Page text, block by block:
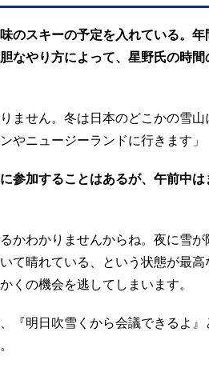
のスキーの予定を入れている。年
なやり方によって、星野氏の時間
ません。冬は日本のどこかの雪山
やニュージーランドに行きます」
参加することはあるが、午前中は
かわかりませんからね。夜に雪が
て晴れている、という状態が最高
くの機会を逃してしまいます。
『明日吹雪くから会議できるよ』